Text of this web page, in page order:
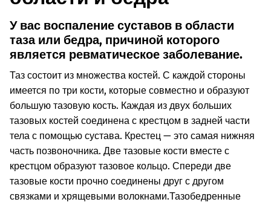
У вас воспаление суставов в области
таза или бедра, причиной которого
является ревматическое заболевание.
Таз состоит из множества костей. С каждой стороны
имеется по три кости, которые совместно и образуют
большую тазовую кость. Каждая из двух больших
тазовых костей соединена с крестцом в задней части
тела с помощью сустава. Крестец — это самая нижняя
часть позвоночника. Две тазовые кости вместе с
крестцом образуют тазовое кольцо. Спереди две
тазовые кости прочно соединены друг с другом
связками и хрящевыми волокнами.Тазобедренные